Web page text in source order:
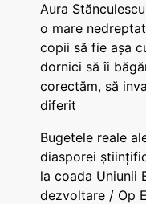
Aura
o mare
copii să fie așa
dornici să îi
corectăm, să
diferit
Bugetele reale
diasporei
la coada Uniunii
dezvoltare / Op